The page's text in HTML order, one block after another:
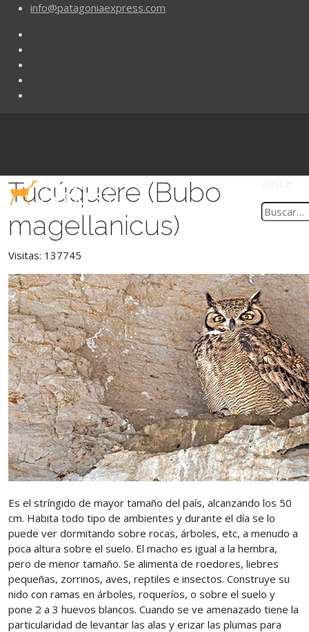
info@patagoniaexpress.com
Tucúquere (Bubo
magellanicus)
Visitas: 137745
Es el stríngido de mayor tamaño del país, alcanzando los 50
cm. Habita todo tipo de ambientes y durante el día se lo
puede ver dormitando sobre rocas, árboles, etc, a menudo a
poca altura sobre el suelo. El macho es igual a la hembra,
pero de menor tamaño. Se alimenta de roedores, liebres
pequeñas, zorrinos, aves, reptiles e insectos. Construye su
nido con ramas en árboles, roqueríos, o sobre el suelo y
pone 2 a 3 huevos blancos. Cuando se ve amenazado tiene la
particularidad de levantar las alas y erizar las plumas para